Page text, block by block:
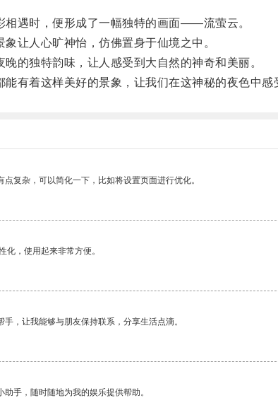
遇时，便形成了一幅独特的画面——流萤云。
让人心旷神怡，仿佛置身于仙境之中。
独特韵味，让人感受到大自然的神奇和美丽。
着这样美好的景象，让我们在这神秘的夜色中感
复杂，可以简化一下，比如将设置页面进行优化。
化，使用起来非常方便。
，让我能够与朋友保持联系，分享生活点滴。
手，随时随地为我的娱乐提供帮助。